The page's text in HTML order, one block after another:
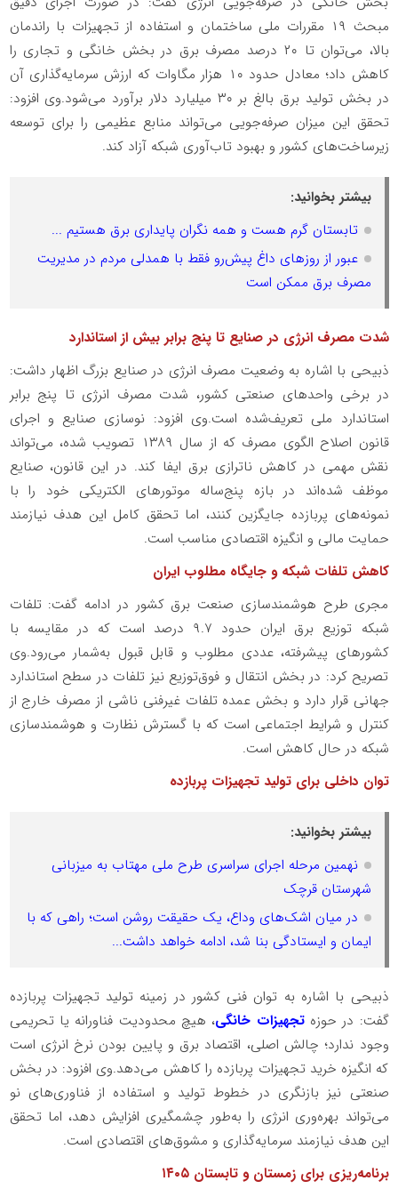
مبحث ۱۹ مقررات ملی ساختمان و استفاده از تجهیزات با راندمان
بالا، می‌توان تا ۲۰ درصد مصرف برق در بخش خانگی و تجاری را
کاهش داد؛ معادل حدود ۱۰ هزار مگاوات که ارزش سرمایه‌گذاری آن
در بخش تولید برق بالغ بر ۳۰ میلیارد دلار برآورد می‌شود.وی افزود:
تحقق این میزان صرفه‌جویی می‌تواند منابع عظیمی را برای توسعه
زیرساخت‌های کشور و بهبود تاب‌آوری شبکه آزاد کند.
بیشتر بخوانید:
تابستان گرم هست و همه نگران پایداری برق هستیم ...
عبور از روزهای داغ پیش‌رو فقط با همدلی مردم در مدیریت
مصرف برق ممکن است
شدت مصرف انرژی در صنایع تا پنج برابر بیش از استاندارد
ذبیحی با اشاره به وضعیت مصرف انرژی در صنایع بزرگ اظهار داشت:
در برخی واحدهای صنعتی کشور، شدت مصرف انرژی تا پنج برابر
استاندارد ملی تعریف‌شده است.وی افزود: نوسازی صنایع و اجرای
قانون اصلاح الگوی مصرف که از سال ۱۳۸۹ تصویب شده، می‌تواند
نقش مهمی در کاهش ناترازی برق ایفا کند. در این قانون، صنایع
موظف شده‌اند در بازه پنج‌ساله موتورهای الکتریکی خود را با
نمونه‌های پربازده جایگزین کنند، اما تحقق کامل این هدف نیازمند
حمایت مالی و انگیزه اقتصادی مناسب است.
کاهش تلفات شبکه و جایگاه مطلوب ایران
مجری طرح هوشمندسازی صنعت برق کشور در ادامه گفت: تلفات
شبکه توزیع برق ایران حدود ۹.۷ درصد است که در مقایسه با
کشورهای پیشرفته، عددی مطلوب و قابل قبول به‌شمار می‌رود.وی
تصریح کرد: در بخش انتقال و فوق‌توزیع نیز تلفات در سطح استاندارد
جهانی قرار دارد و بخش عمده تلفات غیرفنی ناشی از مصرف خارج از
کنترل و شرایط اجتماعی است که با گسترش نظارت و هوشمندسازی
شبکه در حال کاهش است.
توان داخلی برای تولید تجهیزات پربازده
بیشتر بخوانید:
نهمین مرحله اجرای سراسری طرح ملی مهتاب به میزبانی
شهرستان قرچک
در میان اشک‌های وداع، یک حقیقت روشن است؛ راهی که با
ایمان و ایستادگی بنا شد، ادامه خواهد داشت...
ذبیحی با اشاره به توان فنی کشور در زمینه تولید تجهیزات پربازده
گفت: در حوزه تجهیزات خانگی، هیچ محدودیت فناورانه یا تحریمی
وجود ندارد؛ چالش اصلی، اقتصاد برق و پایین بودن نرخ انرژی است
که انگیزه خرید تجهیزات پربازده را کاهش می‌دهد.وی افزود: در بخش
صنعتی نیز بازنگری در خطوط تولید و استفاده از فناوری‌های نو
می‌تواند بهره‌وری انرژی را به‌طور چشمگیری افزایش دهد، اما تحقق
این هدف نیازمند سرمایه‌گذاری و مشوق‌های اقتصادی است.
برنامه‌ریزی برای زمستان و تابستان ۱۴۰۵